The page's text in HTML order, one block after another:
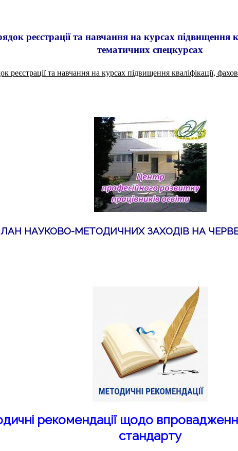
реєстрації та навчання на курсах підвищення
тематичних спецкурсах
реєстрації та навчання на курсах підвищення кваліфікації,
НАУКОВО-МЕТОДИЧНИХ ЗАХОДІВ НА
рекомендації щодо
стандарту